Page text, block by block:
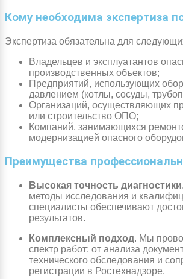
Кому необходима экспертиза
Экспертиза обязательна для
Владельцев и эксплуатантов
производственных объектов;
Предприятий, использующих
давлением (котлы, сосуды,
Организаций, осуществляющих
или строительство ОПО;
Компаний, занимающихся
модернизацией опасного
Преимущества
Высокая точность диагностики
методы исследования и
специалисты обеспечивают
результатов.
Комплексный подход. Мы
спектр работ: от анализа
технического обследования и
регистрации в Ростехнадзоре.